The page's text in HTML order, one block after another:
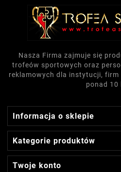
Nasza Firma zajmuje się
trofeów sportowych oraz
reklamowych dla instytucji,
ponad 10
Informacja o sklepie
Kategorie produktów
Twoje konto